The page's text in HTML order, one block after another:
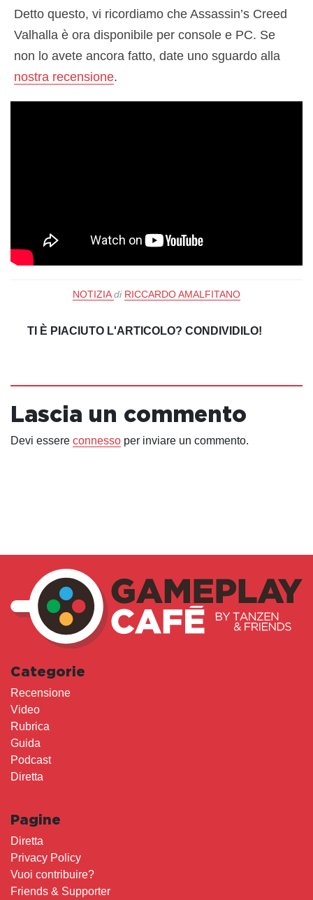
Detto questo, vi ricordiamo che Assassin’s Creed
Valhalla è ora disponibile per console e PC. Se
non lo avete ancora fatto, date uno sguardo alla
nostra recensione.
NOTIZIA di RICCARDO AMALFITANO
TI È PIACIUTO L'ARTICOLO? CONDIVIDILO!
Lascia un commento
Devi essere connesso per inviare un commento.
Categorie
Recensione
Video
Rubrica
Guida
Podcast
Diretta
Pagine
Diretta
Privacy Policy
Vuoi contribuire?
Friends & Supporter